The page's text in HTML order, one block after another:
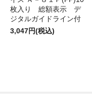
枚入り 総額表示 デ
ジタルガイドライン付
3,047円(税込)